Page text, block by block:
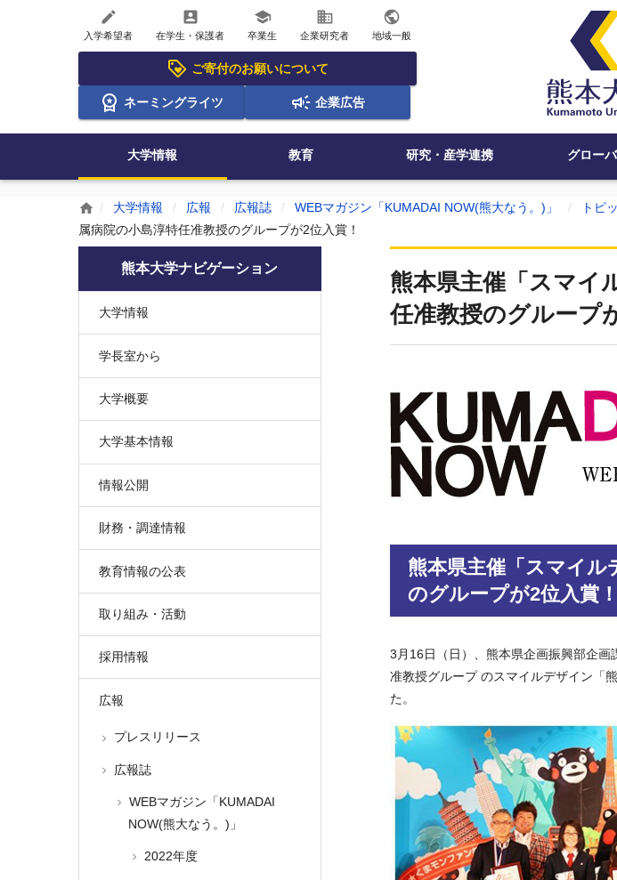
create
入学希望者
account_box
在学生・保護者
school
卒業生
business
企業研究者
public
地域一般
ご寄付のお願いについて
ネーミングライツ 企業広告
大学情報 教育 研究・産学連携 グロー
home 大学情報 広報 広報誌 WEBマガジン「KUMADAI NOW(熊大なう。)」 トピ
属病院の小島淳特任准教授のグループが2位入賞！
熊本県主催「スマイ
任准教授のグループ
熊本県主催「スマイル
のグループが2位入賞！
3月16日（日）、熊本県企画振興部企
准教授グループ のスマイルデザイン「
た。
熊本大学ナビゲーション
大学情報
学長室から
大学概要
大学基本情報
情報公開
財務・調達情報
教育情報の公表
取り組み・活動
採用情報
広報
プレスリリース
広報誌
WEBマガジン「KUMADAI
NOW(熊大なう。)」
2022年度